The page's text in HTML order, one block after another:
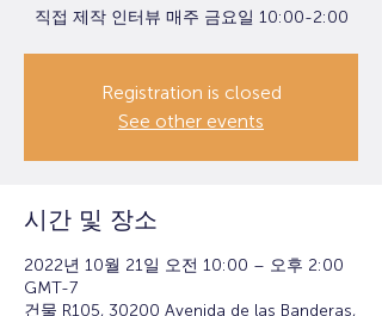
직접 제작 인터뷰 매주 금요일 10:00-2:00
Registration is closed
See other events
시간 및 장소
2022년 10월 21일 오전 10:00 – 오후 2:00
GMT-7
건물 R105, 30200 Avenida de las Banderas,